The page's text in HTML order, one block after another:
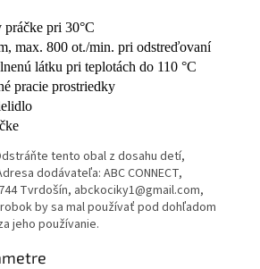
pri 30°C
max. 800 ot./min. pri odstreďovaní
látku pri teplotách do 110 °C
pracie prostriedky
tento obal z dosahu detí,
dodávateľa: ABC CONNECT,
Tvrdošín, abckociky1@gmail.com,
by sa mal používať pod dohľadom
jeho používanie.